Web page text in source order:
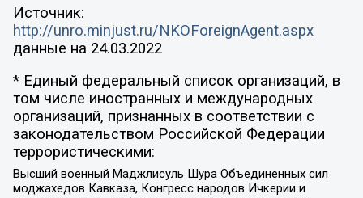
Источник:
http://unro.minjust.ru/NKOForeignAgent.aspx
данные на 24.03.2022
* Единый федеральный список организаций, в
том числе иностранных и международных
организаций, признанных в соответствии с
законодательством Российской Федерации
террористическими:
Высший военный Маджлисуль Шура Объединенных сил
моджахедов Кавказа, Конгресс народов Ичкерии и